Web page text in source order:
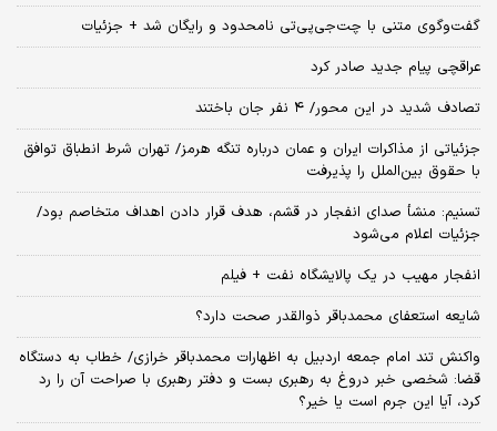
گفت‌وگوی متنی با چت‌جی‌پی‌تی نامحدود و رایگان شد + جزئیات
عراقچی پیام جدید صادر کرد
تصادف شدید در این محور/ ۴ نفر جان باختند
جزئیاتی از مذاکرات ایران و عمان درباره تنگه هرمز/ تهران شرط انطباق توافق
با حقوق بین‌الملل را پذیرفت
تسنیم: منشأ صدای انفجار در قشم، هدف قرار دادن اهداف متخاصم بود/
جزئیات اعلام می‌شود
انفجار مهیب در یک پالایشگاه نفت + فیلم
شایعه استعفای محمدباقر ذوالقدر صحت دارد؟
واکنش تند امام جمعه اردبیل به اظهارات محمدباقر خرازی/ خطاب به دستگاه
قضا: شخصی خبر دروغ به رهبری بست و دفتر رهبری با صراحت آن را رد
کرد، آیا این جرم است یا خیر؟